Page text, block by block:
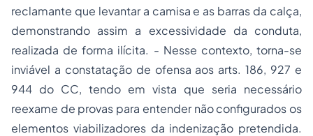
reclamante que levantar a camisa e as barras da calça,
demonstrando assim a excessividade da conduta,
realizada de forma ilícita. - Nesse contexto, torna-se
inviável a constatação de ofensa aos arts. 186, 927 e
944 do CC, tendo em vista que seria necessário
reexame de provas para entender não configurados os
elementos viabilizadores da indenização pretendida.